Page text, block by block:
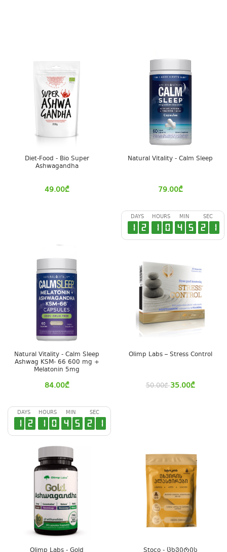
Diet-Food - Bio Super
Ashwagandha
49.00₾
Natural Vitality - Calm Sleep
79.00₾
Natural Vitality - Calm Sleep
Ashwag KSM- 66 600 mg +
Melatonin 5mg
84.00₾
DAYS
1 2
HOURS
1 0
MIN
4 5
SEC
2 0
Olimp Labs – Stress Control
50.00₾ 35.00₾
DAYS
1 2
HOURS
1 0
MIN
4 5
SEC
2 0